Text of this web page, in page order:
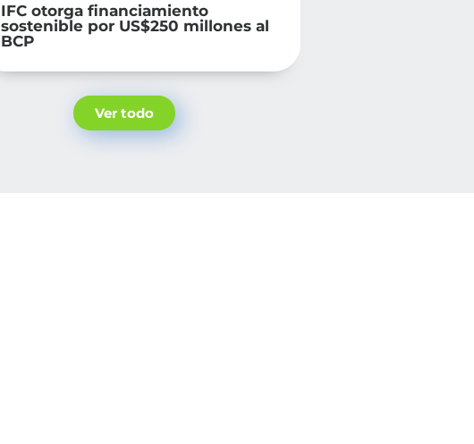
IFC otorga financiamiento
sostenible por US$250 millones al
BCP
Ver todo